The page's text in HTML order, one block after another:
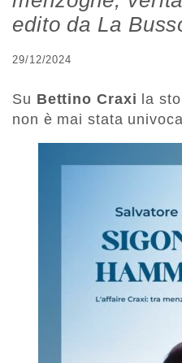
edito da La
29/12/2024
Su Bettino Craxi la
non è mai stata